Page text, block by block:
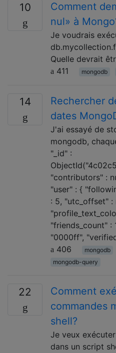
10
Comment
nul» à
Je voudrais
Quelle devrait
411
mongodb
14
Rechercher
dates
J'ai essayé de
mongodb,
"_id" :
"contributors" :
"user" : {
: 5, "utc_offset" :
"friends_count" :
"0000ff",
406
mongodb
mongodb-query
22
Comment
commandes
shell?
Je veux
dans un script